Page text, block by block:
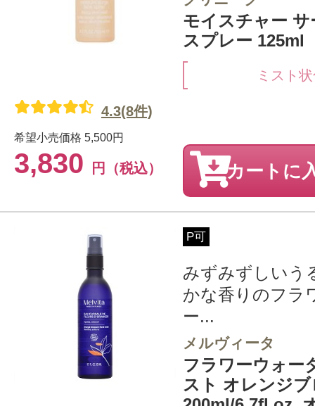
モイスチャー
スプレー 125ml
ミスト
希望小売価格 5,500円
3,830 円（税込）
4.3(8件)
カートに
P可
みずみずしいう
かな香りのフラ
ー...
メルヴィータ
フラワーウォー
スト オレンジ